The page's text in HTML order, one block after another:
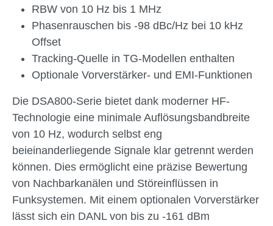
RBW von 10 Hz bis 1 MHz
Phasenrauschen bis -98 dBc/Hz bei 10 kHz
Offset
Tracking-Quelle in TG-Modellen enthalten
Optionale Vorverstärker- und EMI-Funktionen
Die DSA800-Serie bietet dank moderner HF-
Technologie eine minimale Auflösungsbandbreite
von 10 Hz, wodurch selbst eng
beieinanderliegende Signale klar getrennt werden
können. Dies ermöglicht eine präzise Bewertung
von Nachbarkanälen und Störeinflüssen in
Funksystemen. Mit einem optionalen Vorverstärker
lässt sich ein DANL von bis zu -161 dBm